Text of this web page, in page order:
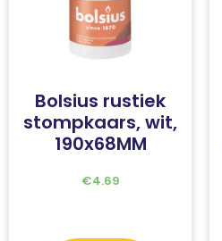
Bolsius rustiek
stompkaars, wit,
190x68MM
€4.69